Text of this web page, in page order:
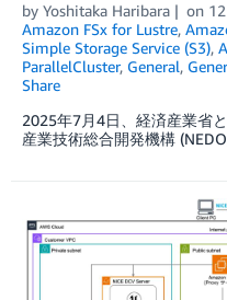
by Yoshitaka Haribara on
Amazon FSx for Lustre,
Simple Storage Service (S3),
ParallelCluster, General,
Share
2025年7月4日、経済産業省
産業技術総合開発機構